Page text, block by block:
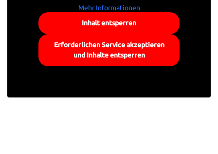
Mehr Informationen
Inhalt entsperren
Erforderlichen Service akzeptieren
und Inhalte entsperren